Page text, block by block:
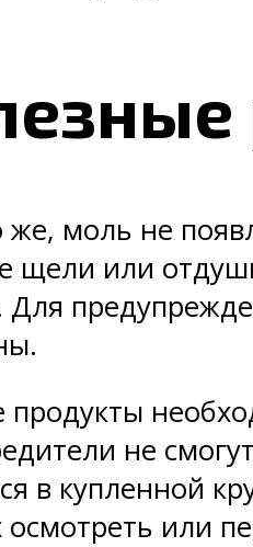
моль не
щели или
Для
продукты
не
в купленной
осмотреть или